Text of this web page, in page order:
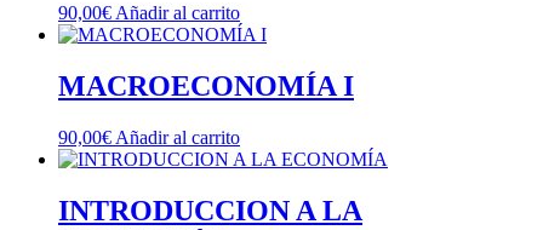
90,00€ Añadir al carrito
MACROECONOMÍA I
90,00€ Añadir al carrito
INTRODUCCION A LA